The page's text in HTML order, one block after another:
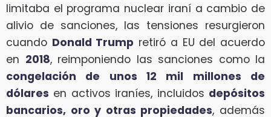
limitaba el programa nuclear iraní a cambio de
alivio de sanciones, las tensiones resurgieron
cuando Donald Trump retiró a EU del acuerdo
en 2018, reimponiendo las sanciones como la
congelación de unos 12 mil millones de
dólares en activos iraníes, incluidos depósitos
bancarios, oro y otras propiedades, además